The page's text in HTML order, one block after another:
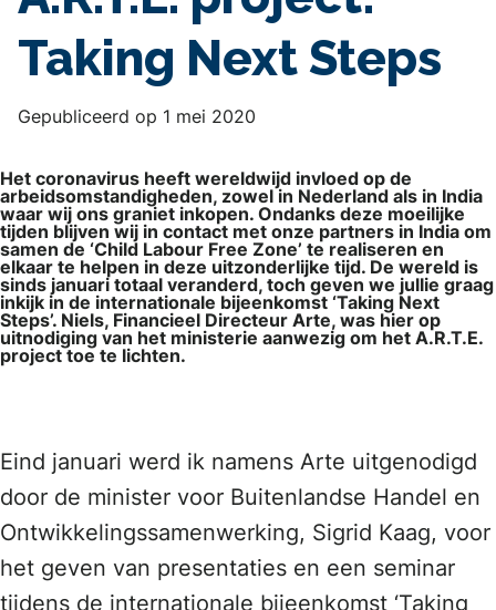
Taking Next Steps
Gepubliceerd op 1 mei 2020
Het coronavirus heeft wereldwijd invloed op de
arbeidsomstandigheden, zowel in Nederland als in India
waar wij ons graniet inkopen. Ondanks deze moeilijke
tijden blijven wij in contact met onze partners in India om
samen de ‘Child Labour Free Zone’ te realiseren en
elkaar te helpen in deze uitzonderlijke tijd. De wereld is
sinds januari totaal veranderd, toch geven we jullie graag
inkijk in de internationale bijeenkomst ‘Taking Next
Steps’. Niels, Financieel Directeur Arte, was hier op
uitnodiging van het ministerie aanwezig om het A.R.T.E.
project toe te lichten.
Eind januari werd ik namens Arte uitgenodigd
door de minister voor Buitenlandse Handel en
Ontwikkelingssamenwerking, Sigrid Kaag, voor
het geven van presentaties en een seminar
tijdens de internationale bijeenkomst ‘Taking